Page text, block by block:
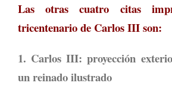
Las otras cuatro citas
tricentenario de Carlos III son:
1. Carlos III: proyección
un reinado ilustrado